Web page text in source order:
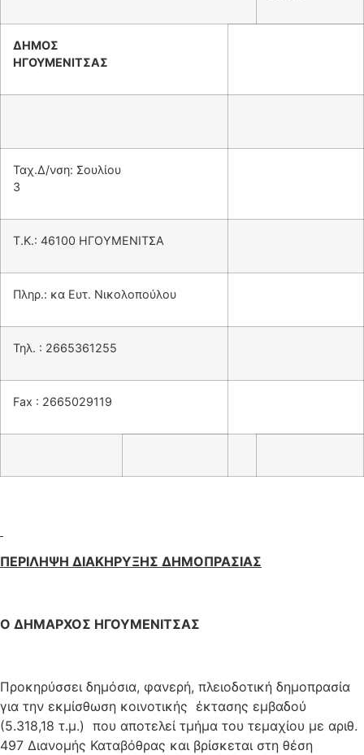
ΔΗΜΟΣ
ΗΓΟΥΜΕΝΙΤΣΑΣ
Ταχ.Δ/νση: Σουλίου
3
Τ.Κ.: 46100 ΗΓΟΥΜΕΝΙΤΣΑ
Πληρ.: κα Ευτ. Νικολοπούλου
Τηλ. : 2665361255
Fax : 2665029119
ΠΕΡΙΛΗΨΗ ΔΙΑΚΗΡΥΞΗΣ ΔΗΜΟΠΡΑΣΙΑΣ
Ο ΔΗΜΑΡΧΟΣ ΗΓΟΥΜΕΝΙΤΣΑΣ
Προκηρύσσει δημόσια, φανερή, πλειοδοτική δημοπρασία
για την εκμίσθωση κοινοτικής έκτασης εμβαδού
(5.318,18 τ.μ.) που αποτελεί τμήμα του τεμαχίου με αριθ.
497 Διανομής Καταβόθρας και βρίσκεται στη θέση